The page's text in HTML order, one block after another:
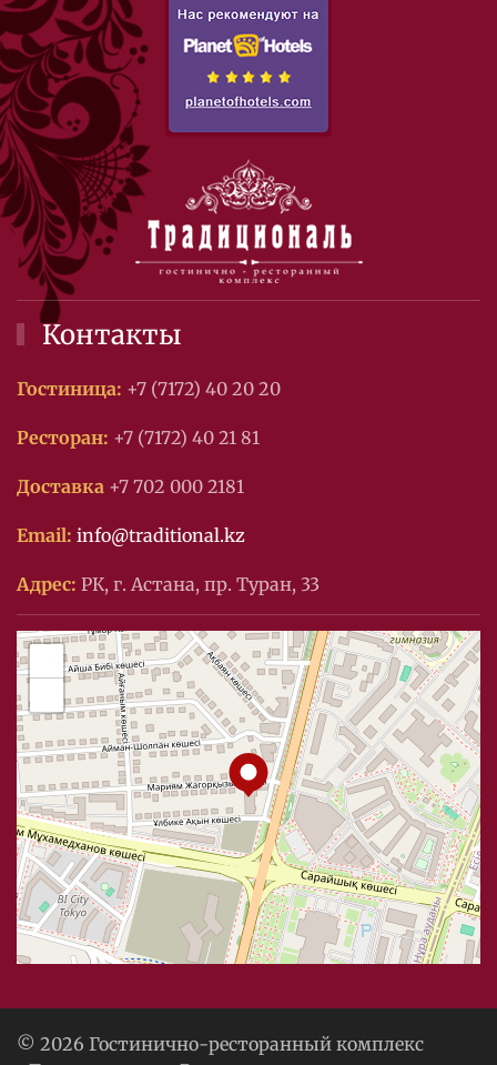
Контакты
Гостиница: +7 (7172) 40 20 20
Ресторан: +7 (7172) 40 21 81
Доставка +7 702 000 2181
Email: info@traditional.kz
Адрес: РК, г. Астана, пр. Туран, 33
© 2026 Гостинично-ресторанный комплекс